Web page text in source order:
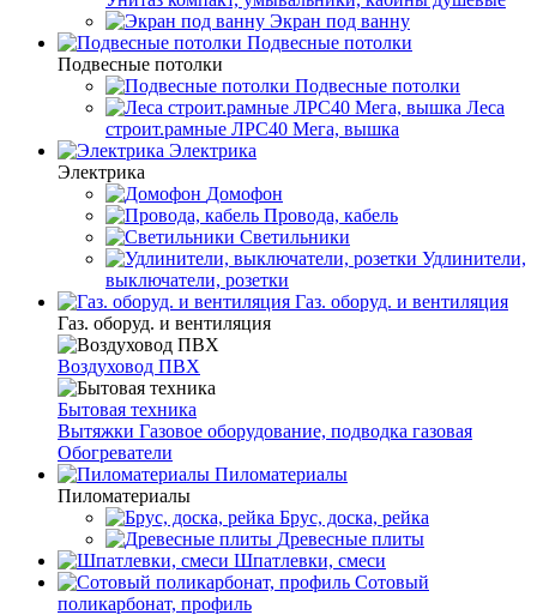
Экран под ванну
Подвесные потолки
Подвесные потолки
Подвесные потолки
Леса
строит.рамные ЛРС40 Мега, вышка
Электрика
Электрика
Домофон
Провода, кабель
Светильники
Удлинители,
выключатели, розетки
Газ. оборуд. и вентиляция
Газ. оборуд. и вентиляция
Воздуховод ПВХ
Бытовая техника
Вытяжки Газовое оборудование, подводка газовая
Обогреватели
Пиломатериалы
Пиломатериалы
Брус, доска, рейка
Древесные плиты
Шпатлевки, смеси
Сотовый
поликарбонат, профиль